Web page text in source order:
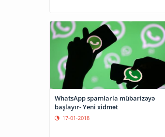
WhatsApp spamlarla mübarizəyə
başlayır- Yeni xidmət
17-01-2018